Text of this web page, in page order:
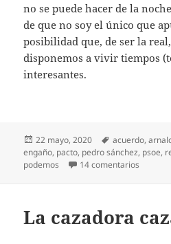
no se puede hacer de la
de que no soy el único que
posibilidad que, de ser la
disponemos a vivir tiempos
interesantes.
Publicado
el
22 mayo, 2020 Etiquetas
acuerdo,
engaño, pacto, pedro sánchez, psoe,
podemos
14 comentarios
La cazadora